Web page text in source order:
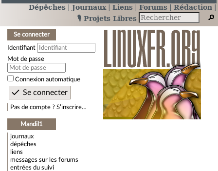
Dépêches Journaux Liens Forums
Rédaction
🎙️ Projets Libres
Se connecter
Identifiant
Mot de passe
Connexion automatique
Pas de compte ? S’inscrire…
Mandil1
journaux
dépêches
liens
messages sur les forums
entrées du suivi